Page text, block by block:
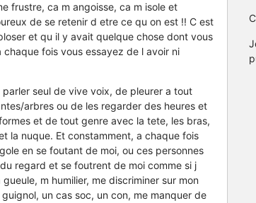
frustre, ca m angoisse, ca m isole et
de se retenir d etre ce qu on est !! C est
et qu il y avait quelque chose dont vous
fois vous essayez de l avoir ni
seul de vive voix, de pleurer a tout
arbres ou de les regarder des heures et
et de tout genre avec la tete, les bras,
la nuque. Et constamment, a chaque fois
en se foutant de moi, ou ces personnes
regard et se foutrent de moi comme si j
m humilier, me discriminer sur mon
un cas soc, un con, me manquer de